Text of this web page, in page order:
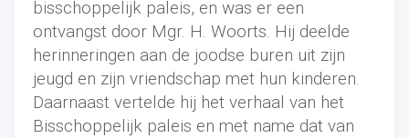
bisschoppelijk paleis, en was er een
ontvangst door Mgr. H. Woorts. Hij deelde
herinneringen aan de joodse buren uit zijn
jeugd en zijn vriendschap met hun kinderen.
Daarnaast vertelde hij het verhaal van het
Bisschoppelijk paleis en met name dat van